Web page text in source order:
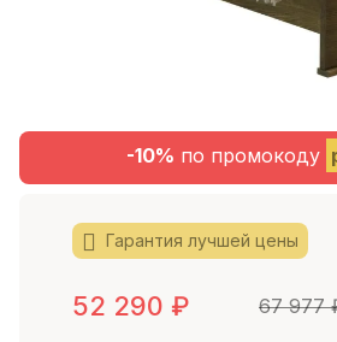
-10% по промокоду
Гарантия лучшей цены
52 290 ₽ 67 977